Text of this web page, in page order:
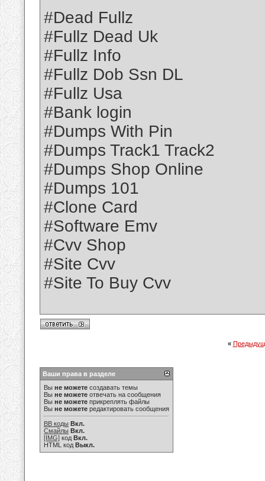
#Dead Fullz
#Fullz Dead Uk
#Fullz Info
#Fullz Dob Ssn DL
#Fullz Usa
#Bank login
#Dumps With Pin
#Dumps Track1 Track2
#Dumps Shop Online
#Dumps 101
#Clone Card
#Software Emv
#Cvv Shop
#Site Cvv
#Site To Buy Cvv
«
Ваши права в разделе
Вы не можете создавать темы
Вы не можете отвечать на сообщения
Вы не можете прикреплять файлы
Вы не можете редактировать сообщения
BB коды Вкл.
Смайлы Вкл.
[IMG] код Вкл.
HTML код Выкл.